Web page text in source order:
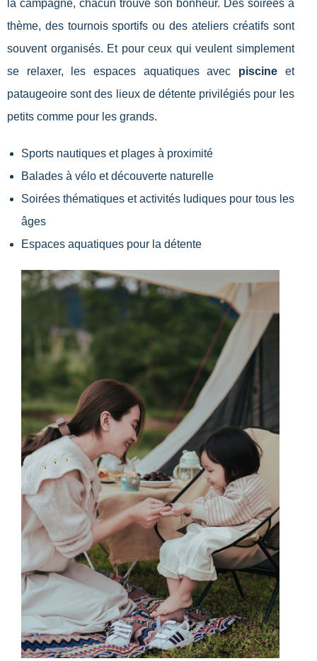
la campagne, chacun trouve son bonheur. Des soirées à
thème, des tournois sportifs ou des ateliers créatifs sont
souvent organisés. Et pour ceux qui veulent simplement
se relaxer, les espaces aquatiques avec piscineet
pataugeoire sont des lieux de détente privilégiés pour les
petits comme pour les grands.
Sports nautiques et plages à proximité
Balades à vélo et découverte naturelle
Soirées thématiques et activités ludiques pour tous les
âges
Espaces aquatiques pour la détente